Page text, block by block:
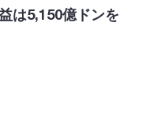
は5,150億ドンを